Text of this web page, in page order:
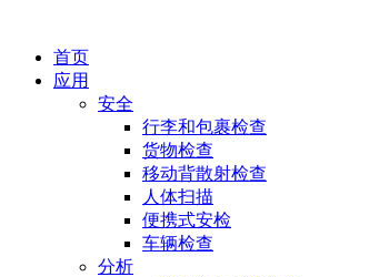
首页
应用
安全
行李和包裹检查
货物检查
移动背散射检查
人体扫描
便携式安检
车辆检查
分析